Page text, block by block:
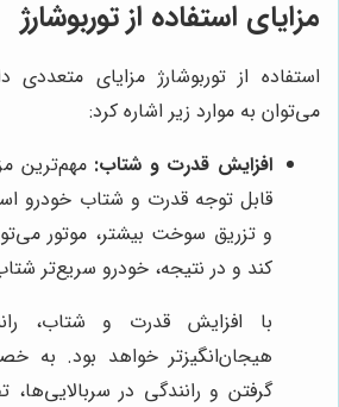
مزایای استفاده از توربوشارژ
استفاده از توربوشارژ مزایای
می‌توان به موارد زیر اشاره کرد:
افزایش قدرت و شتاب: مهم‌ترین
قابل توجه قدرت و شتاب خودرو
و تزریق سوخت بیشتر، موتور
کند و در نتیجه، خودرو سریع‌تر
با افزایش قدرت و شتاب،
هیجان‌انگیزتر خواهد بود. به
گرفتن و رانندگی در